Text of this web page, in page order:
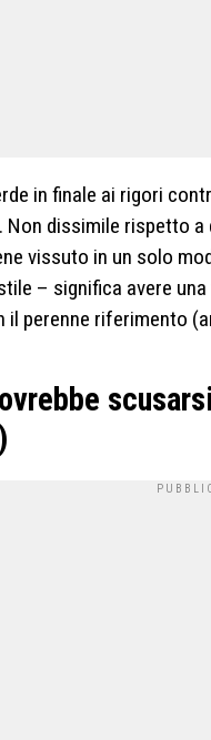
in finale ai rigori
Non dissimile rispetto
vissuto in un solo
– significa avere
il perenne riferimento